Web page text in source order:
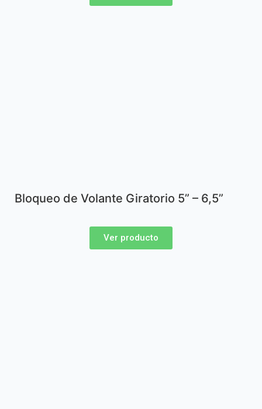
Bloqueo de Volante Giratorio 5” – 6,5”
Ver producto